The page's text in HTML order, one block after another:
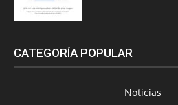
CATEGORÍA POPULAR
Noticias